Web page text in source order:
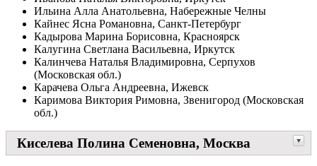
Ильина Алла Анатольевна, Набережные Челны
Кайнес Ясна Романовна, Санкт-Петербург
Кадырова Марина Борисовна, Красноярск
Калугина Светлана Васильевна, Иркутск
Калинчева Наталья Владимировна, Серпухов
(Московская обл.)
Карачева Ольга Андреевна, Ижевск
Каримова Виктория Римовна, Звенигород (Московская
обл.)
Киселева Полина Семеновна, Москва